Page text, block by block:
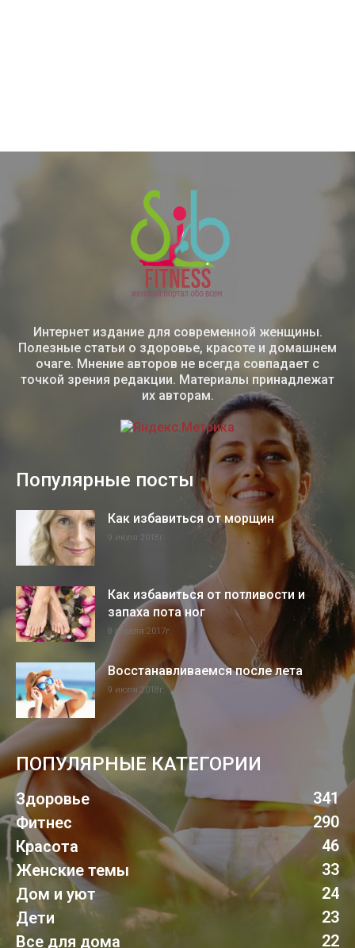
Интернет издание для современной женщины.
Полезные статьи о здоровье, красоте и домашнем
очаге. Мнение авторов не всегда совпадает с
точкой зрения редакции. Материалы принадлежат
их авторам.
Популярные посты
Как избавиться от морщин
9 июля 2018г.
Как избавиться от потливости и
запаха пота ног
8 апреля 2017г.
Восстанавливаемся после лета
9 июля 2018г.
ПОПУЛЯРНЫЕ КАТЕГОРИИ
Здоровье
341
Фитнес
290
Красота
46
Женские темы
33
Дом и уют
24
Дети
23
Все для дома
22